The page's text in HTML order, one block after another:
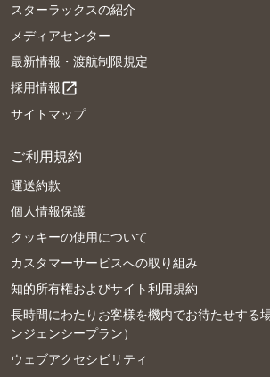
スターラックスの紹介
メディアセンター
最新情報・渡航制限規定
採用情報open_in_new
サイトマップ
ご利用規約
運送約款
個人情報保護
クッキーの使用について
カスタマーサービスへの取り組み
知的所有権およびサイト利用規約
長時間にわたりお客様を機内でお待たせする
ンジェンシープラン）
ウェブアクセシビリティ